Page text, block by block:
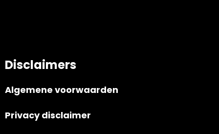
Disclaimers
Algemene voorwaarden
Privacy disclaimer